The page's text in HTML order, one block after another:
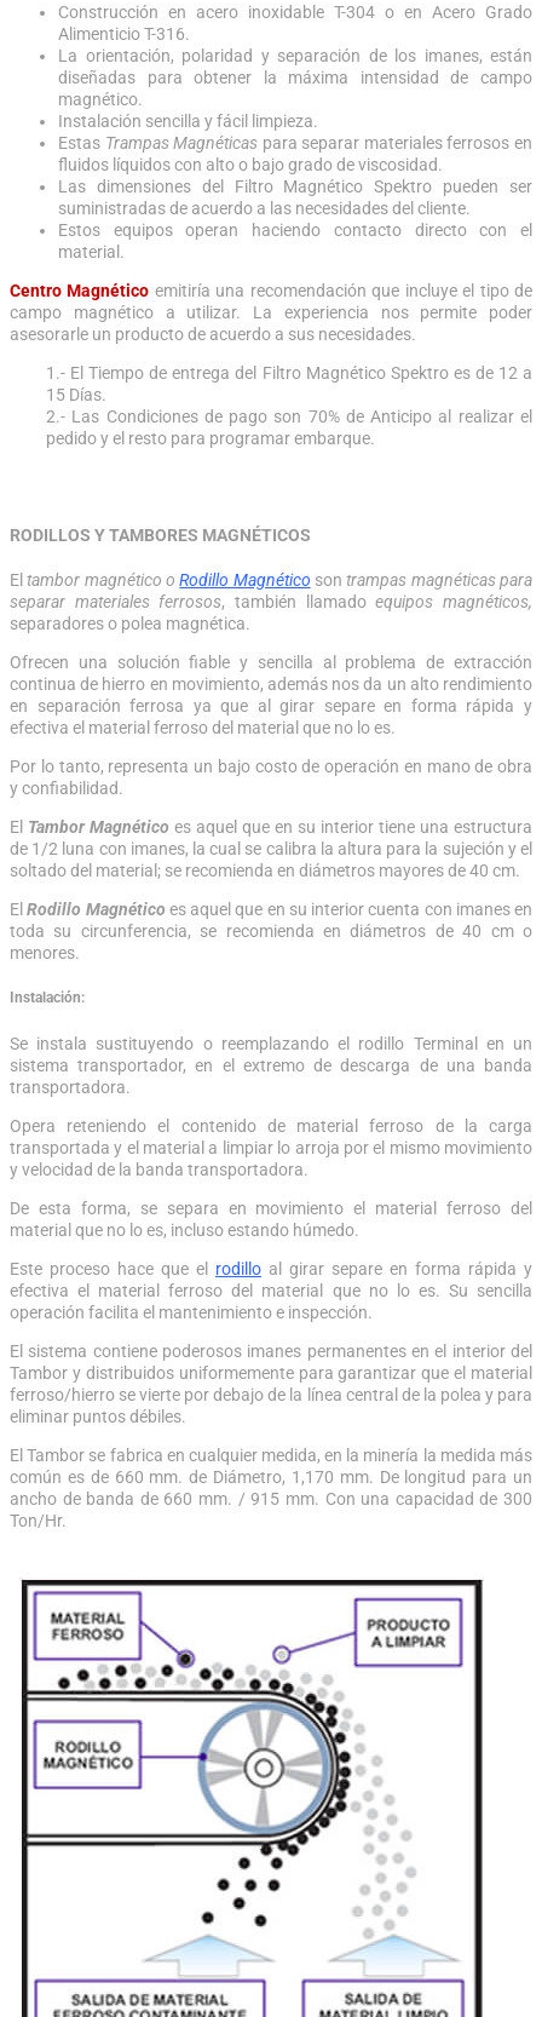
Construcción en acero inoxidable T-304 o en Acero Grado
Alimenticio T-316.
La orientación, polaridad y separación de los imanes, están
diseñadas para obtener la máxima intensidad de campo
magnético.
Instalación sencilla y fácil limpieza.
Estas Trampas Magnéticas para separar materiales ferrosos en
fluidos líquidos con alto o bajo grado de viscosidad.
Las dimensiones del Filtro Magnético Spektro pueden ser
suministradas de acuerdo a las necesidades del cliente.
Estos equipos operan haciendo contacto directo con el
material.
Centro Magnético emitiría una recomendación que incluye el tipo de
campo magnético a utilizar. La experiencia nos permite poder
asesorarle un producto de acuerdo a sus necesidades.
1.- El Tiempo de entrega del Filtro Magnético Spektro es de 12 a
15 Días.
2.- Las Condiciones de pago son 70% de Anticipo al realizar el
pedido y el resto para programar embarque.
RODILLOS Y TAMBORES MAGNÉTICOS
Eltambor magnético oRodillo Magnético sontrampas magnéticas para
separar materiales ferrosos, también llamadoequipos magnéticos,
separadores o polea magnética.
Ofrecen una solución fiable y sencilla al problema de extracción
continua de hierro en movimiento, además nos da un alto rendimiento
en separación ferrosa ya que al girar separe en forma rápida y
efectiva el material ferroso del material que no lo es.
Por lo tanto, representa un bajo costo de operación en mano de obra
y confiabilidad.
El Tambor Magnético es aquel que en su interior tiene una estructura
de 1/2 luna con imanes, la cual se calibra la altura para la sujeción y el
soltado del material; se recomienda en diámetros mayores de 40 cm.
ElRodillo Magnético es aquel que en su interior cuenta con imanes en
toda su circunferencia, se recomienda en diámetros de 40 cm o
menores.
Instalación:
Se instala sustituyendo o reemplazando el rodillo Terminal en un
sistema transportador, en el extremo de descarga de una banda
transportadora.
Opera reteniendo el contenido de material ferroso de la carga
transportada y el material a limpiar lo arroja por el mismo movimiento
y velocidad de la banda transportadora.
De esta forma, se separa en movimiento el material ferroso del
material que no lo es, incluso estando húmedo.
Este proceso hace que el rodillo al girar separe en forma rápida y
efectiva el material ferroso del material que no lo es. Su sencilla
operación facilita el mantenimiento e inspección.
El sistema contiene poderosos imanes permanentes en el interior del
Tambor y distribuidos uniformemente para garantizar que el material
ferroso/hierro se vierte por debajo de la línea central de la polea y para
eliminar puntos débiles.
El Tambor se fabrica en cualquier medida, en la minería la medida más
común es de 660 mm. de Diámetro, 1,170 mm. De longitud para un
ancho de banda de 660 mm. / 915 mm. Con una capacidad de 300
Ton/Hr.